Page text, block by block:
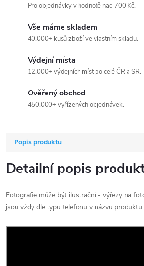
Pro objednávky v hodnotě nad 700 Kč.
Vše máme skladem
40.000+ kusů zboží ve vlastním skladu.
Výdejní místa
12.000+ výdejních míst po celé ČR a SR.
Ověřený obchod
450.000+ vyřízených objednávek.
Popis produktu
Detailní popis
Fotografie může být ilustrační - výřezy na
jsou vždy dle typu telefonu v názvu produktu.